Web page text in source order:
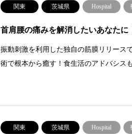
関東 茨城県 Hospital
首肩腰の痛みを解消したいあなた
振動刺激を利用した独自の筋膜リリース
術で根本から癒す！食生活のアドバシス
関東 茨城県 Hospital